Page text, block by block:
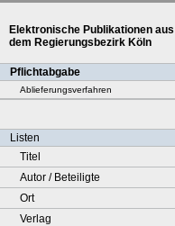
Elektronische Publikationen aus
dem Regierungsbezirk Köln
Pflichtabgabe
Ablieferungsverfahren
Listen
Titel
Autor / Beteiligte
Ort
Verlag